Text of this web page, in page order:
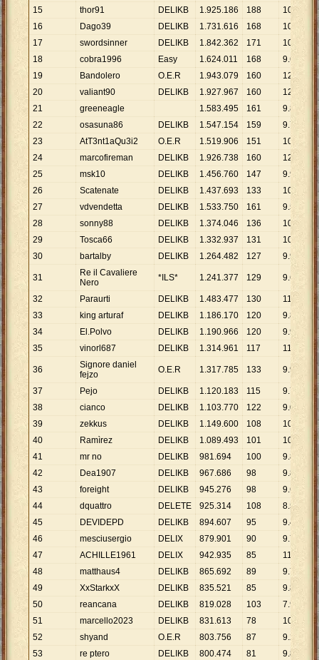
15
thor91 DELIKB 1.925.186 188 10 .240
16
Dago39 DELIKB 1.731.616 168 10
307
17
swordsinner DELIKB 1.842.362 171 10 774
18
cobra1996 Easy 1.624.011 168 9.667
19
Bandolero O.E.R 1.943.079 160 12 .144
20
valiant90 DELIKB 1.927.967 160 12
050
21
greeneagle 1.583.495 161 9.835
22
osasuna86 DELIKB 1.547.154 159 9.731
23
AtT3nt1aQu3i2 O.E.R 1.519.906 151 10
066
24
marcofireman DELIKB 1.926.738 160 12
25
msk10 DELIKB 1.456.760 147 9.910
26
Scatenate DELIKB 1.437.693 133 10 810
27
vdvendetta DELIKB 1.533.750 161 9.526
28
sonny88 DELIKB 1.374.046 136 10 .103
29
Tosca66 DELIKB 1.332.937 131 10
30
bartalby DELIKB 1.264.482 127 9.957
31
Re il Cavaliere
Nero
*ILS* 1.241.377 129 9.623
32 Paraurti DELIKB 1.483.477 130 11 .
33
king arturaf DELIKB 1.186.170 120 9.885
34
El.Polvo DELIKB 1.190.966 120 9.925
35
vinorl687 DELIKB 1.314.961 117 11 239
36
Signore daniel
fejzo
O.E.R 1.317.785 133 9.908
37 Pejo DELIKB 1.120.183 115 9.741
38
cianco DELIKB 1.103.770 122 9.047
39
zekkus DELIKB 1.149.600 108 10
644
40
Ramìrez DELIKB 1.089.493 101 10 .
41
mr no DELIKB 981.694 100 9.817
42
Dea1907 DELIKB 967.686 98 9.874
43
foreight DELIKB 945.276 98 9.646
44
dquattro DELETE 925.314 108 8.568
45
DEVIDEPD DELIKB 894.607 95 9.417
46
mesciusergio DELIX 879.901 90 9.777
47
ACHILLE1961 DELIX 942.935 85 11 .093
48
matthaus4 DELIKB 865.692 89 9.727
49
XxStarkxX DELIKB 835.521 85 9.830
50
reancana DELIKB 819.028 103 7.952
51
marcello2023 DELIKB 831.613 78 10
52
shyand O.E.R 803.756 87 9.239
53
re ptero DELIKB 800.474 81 9.882